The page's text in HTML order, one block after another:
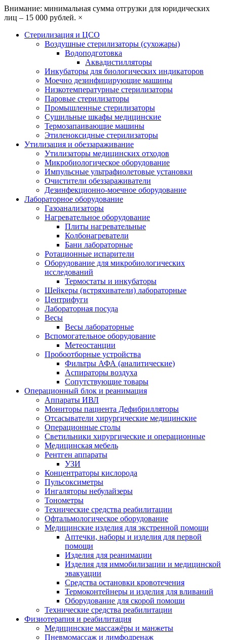
Внимание: минимальная сумма отгрузки для юридических
лиц – 15 000 рублей. ×
Стерилизация и ЦСО
Воздушные стерилизаторы (сухожары)
Водоподготовка
Аквадистилляторы
Инкубаторы для биологических индикаторов
Моечно дезинфицирующие машины
Низкотемпературные стерилизаторы
Паровые стерилизаторы
Промышленные стерилизаторы
Сушильные шкафы медицинские
Термозапаивающие машины
Этиленоксидные стерилизаторы
Утилизация и обеззараживание
Утилизаторы медицинских отходов
Микробиологическое оборудование
Импульсные ультрафиолетовые установки
Очистители обеззараживатели
Дезинфекционно-моечное оборудование
Лабораторное оборудование
Газоанализаторы
Нагревательное оборудование
Плиты нагревательные
Колбонагреватели
Бани лабораторные
Ротационные испарители
Оборудование для микробиологических
исследований
Термостаты и инкубаторы
Шейкеры (встряхиватели) лабораторные
Центрифуги
Лабораторная посуда
Весы
Весы лабораторные
Вспомогательное оборудование
Метеостанции
Пробоотборные устройства
Фильтры АФА (аналитические)
Аспираторы воздуха
Сопутствующие товары
Операционный блок и реанимация
Аппараты ИВЛ
Мониторы пациента Дефибрилляторы
Отсасыватели хирургические медицинские
Операционные столы
Светильники хирургические и операционные
Медицинская мебель
Рентген аппараты
УЗИ
Концентраторы кислорода
Пульсоксиметры
Ингаляторы небулайзеры
Тонометры
Технические средства реабилитации
Офтальмологическое оборудование
Медицинские изделия для экстренной помощи
Аптечки, наборы и изделия для первой
помощи
Изделия для реанимации
Изделия для иммобилизации и медицинской
эвакуации
Средства остановки кровотечения
Термоконтейнеры и изделия для вливаний
Оборудование для скорой помощи
Технические средства реабилитации
Физиотерапия и реабилитация
Медицинские массажёры и манжеты
Пневмомассаж и лимфодренаж